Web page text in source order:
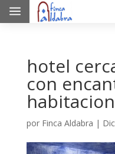
a
hotel
con
por Finca Aldabra |